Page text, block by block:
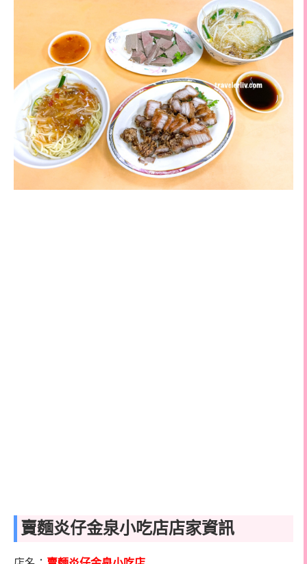
賣麵炎仔金泉小吃店店家資訊